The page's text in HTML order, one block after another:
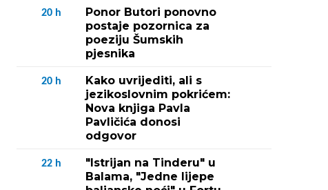
20 h
Ponor Butori ponovno
postaje pozornica za
poeziju Šumskih
pjesnika
20 h
Kako uvrijediti, ali s
jezikoslovnim pokrićem:
Nova knjiga Pavla
Pavličića donosi
odgovor
22 h
"Istrijan na Tinderu" u
Balama, "Jedne lijepe